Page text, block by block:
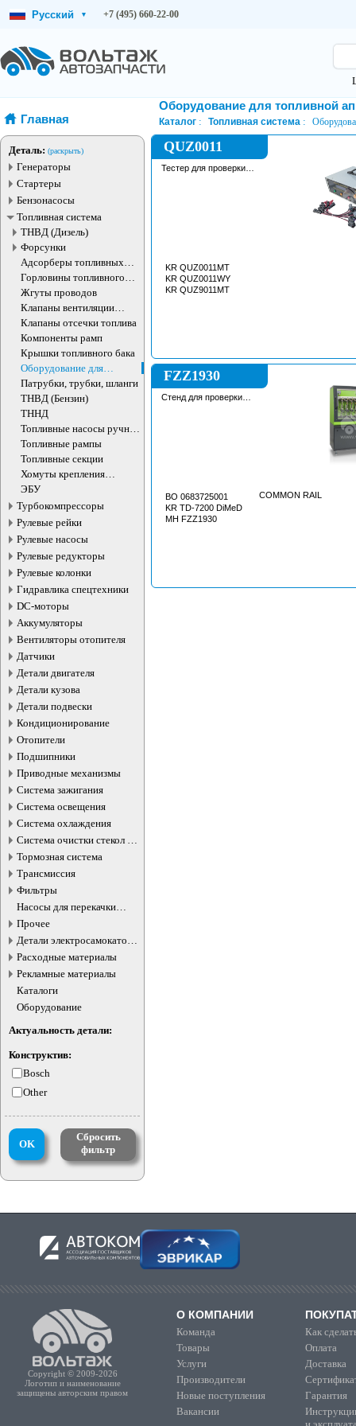
Русский ▾ +7 (495) 660-22-00
Главная
Деталь: (раскрыть)
Генераторы
Стартеры
Бензонасосы
Топливная система
ТНВД (Дизель)
Форсунки
Адсорберы топливных
паров
Горловины топливного
бака
Жгуты проводов
Клапаны вентиляции
топливного бака
Клапаны отсечки топлива
Компоненты рамп
Крышки топливного бака
Оборудование для
топливной аппаратуры
Патрубки, трубки, шланги
ТНВД (Бензин)
ТННД
Топливные насосы ручной
подкачки
Топливные рампы
Топливные секции
Хомуты крепления
топливного бака
ЭБУ
Турбокомпрессоры
Рулевые рейки
Рулевые насосы
Рулевые редукторы
Рулевые колонки
Гидравлика спецтехники
DC-моторы
Аккумуляторы
Вентиляторы отопителя
Датчики
Детали двигателя
Детали кузова
Детали подвески
Кондиционирование
Отопители
Подшипники
Приводные механизмы
Система зажигания
Система освещения
Система охлаждения
Система очистки стекол и
фар
Тормозная система
Трансмиссия
Фильтры
Насосы для перекачки
жидкостей
Прочее
Детали электросамокатов и
электротранспорта
Расходные материалы
Рекламные материалы
Каталоги
Оборудование
Актуальность детали:
Конструктив:
Bosch
Other
OK
Сбросить
фильтр
Оборудование для топливной
Каталог Топливная система
QUZ0011
Тестер для проверки
KR QUZ0011MT
KR QUZ0011WY
KR QUZ9011MT
FZZ1930
Стенд для проверки
BO 0683725001
KR TD-7200 DiMeD
MH FZZ1930
COMMON RAIL
Copyright © 2009-2026
Логотип и наименование
защищены авторским правом
О КОМПАНИИ
Команда
Товары
Услуги
Производители
Новые поступления
Вакансии
Как
Оплата
Доставка
Гарантия